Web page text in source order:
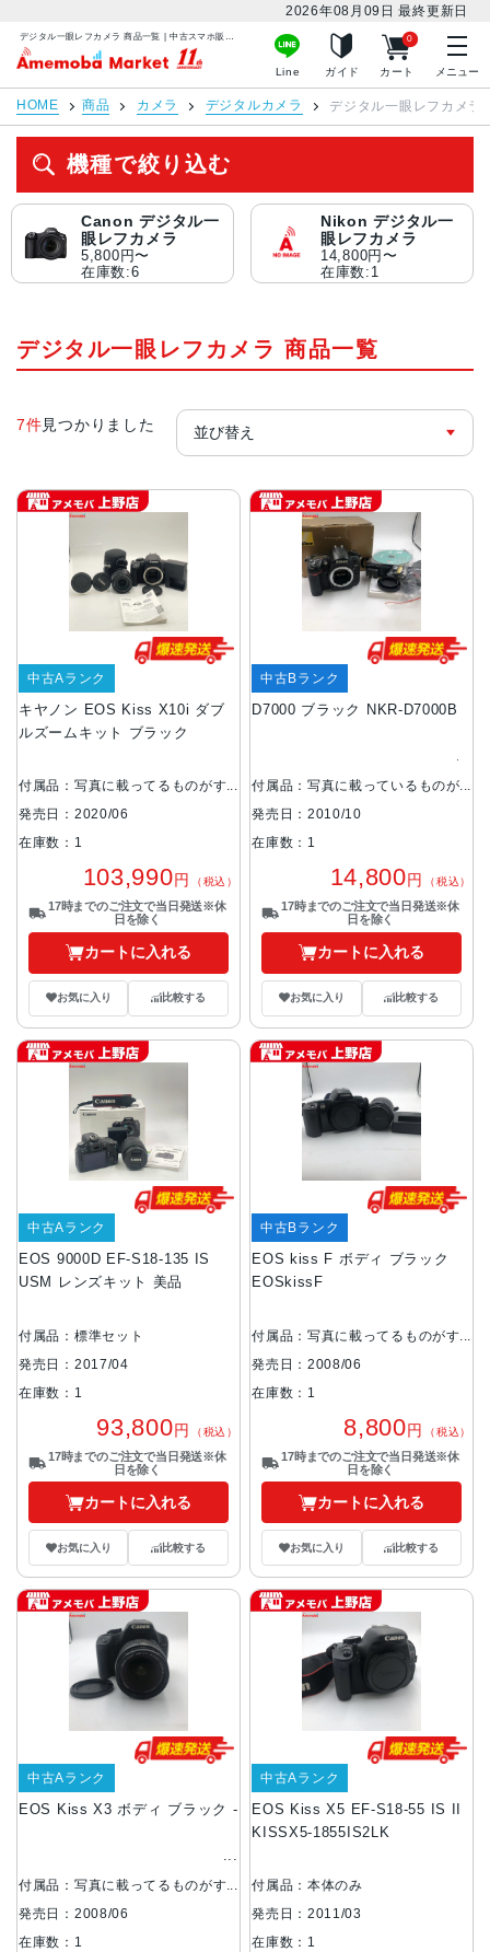
2026年08月09日 最終更新日
アメモバマーケット
Line ガイド カート
0
メニュー
HOME 商品 カメラ デジタルカメラ デジタル一眼レフカメラ
機種で絞り込む
Canon デジタル一
眼レフカメラ
5,800円〜
在庫数:6
Nikon デジタル一
眼レフカメラ
14,800円〜
在庫数:1
デジタル一眼レフカメラ 商品一覧
7件見つかりました
キヤノン EOS Kiss X10i ダブ
ルズームキット ブラック
中古Aランク
付属品：写真に載ってるものがす
べてです
発売日：2020/06
在庫数：1
103,990円 （税込）
17時までのご注文で当日発送※休
日を除く
カートに入れる
お気に入り 比較する
D7000 ブラック NKR-D7000B
中古Bランク
付属品：写真に載っているものが
全てです。
発売日：2010/10
在庫数：1
14,800円 （税込）
17時までのご注文で当日発送※休
日を除く
カートに入れる
お気に入り 比較する
EOS 9000D EF-S18-135 IS
USM レンズキット 美品
中古Aランク
付属品：標準セット
発売日：2017/04
在庫数：1
93,800円 （税込）
17時までのご注文で当日発送※休
日を除く
カートに入れる
お気に入り 比較する
EOS kiss F ボディ ブラック
EOSkissF
中古Bランク
付属品：写真に載ってるものがす
べてです。
発売日：2008/06
在庫数：1
8,800円 （税込）
17時までのご注文で当日発送※休
日を除く
カートに入れる
お気に入り 比較する
EOS Kiss X3 ボディ ブラック -
中古Aランク
付属品：写真に載ってるものがす
べてです。
発売日：2008/06
在庫数：1
EOS Kiss X5 EF-S18-55 IS II
KISSX5-1855IS2LK
中古Aランク
付属品：本体のみ
発売日：2011/03
在庫数：1